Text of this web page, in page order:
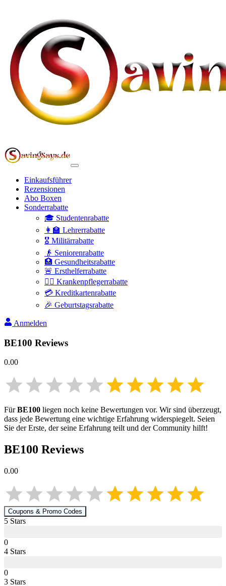
Einkaufsführer
Rezensionen
Abo Boxen
Sonderrabatte
🎓 Studentenrabatte
👩‍🏫 Lehrerrabatte
🎖️ Militärrabatte
👴 Seniorenrabatte
🏥 Gesundheitsrabatte
🚨 Ersthelferrabatte
👩‍⚕️ Krankenpflegerrabatte
💳 Kreditkartenrabatte
🎉 Geburtstagsrabatte
Anmelden
BE100 Reviews
0.00
FürBE100 liegen noch keine Bewertungen vor. Wir sind überzeugt,
dass jede Bewertung eine wichtige Erfahrung widerspiegelt. Seien
Sie der Erste, der seine Erfahrung teilt und der Community hilft!
BE100 Reviews
0.00
Coupons & Promo Codes
5 Stars
0
4 Stars
0
3 Stars